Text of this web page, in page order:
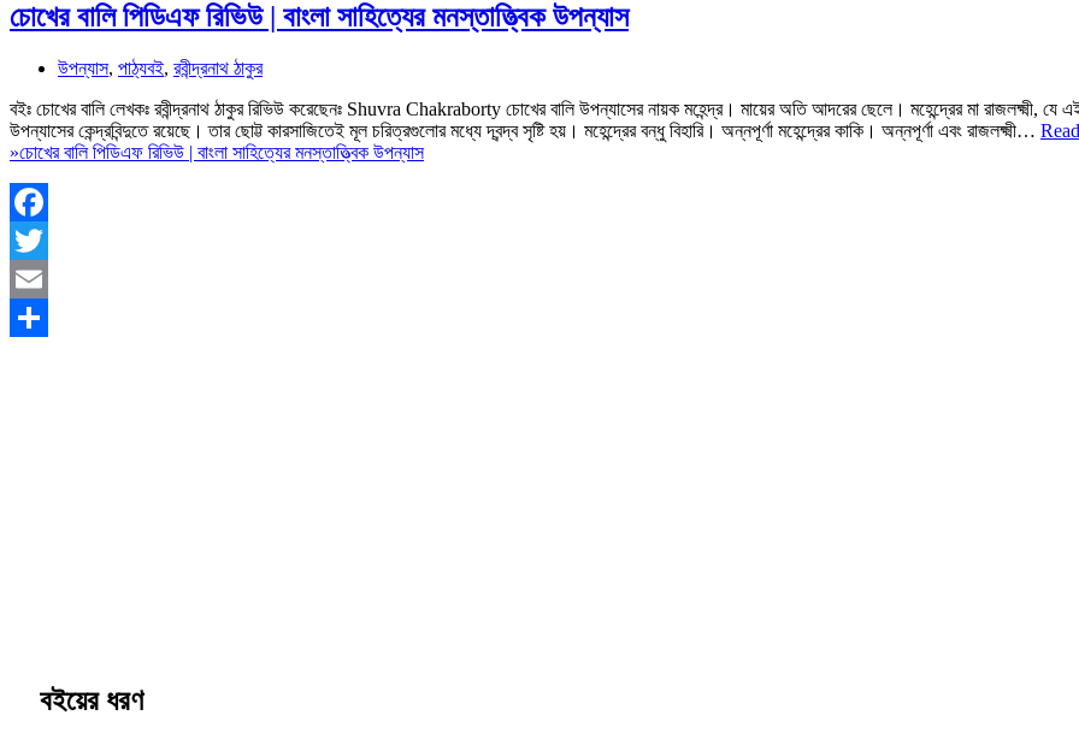
চোখের বালি পিডিএফ রিভিউ | বাংলা সাহিত্যের মনস্তাত্ত্বিক উপন্যাস
উপন্যাস, পাঠ্যবই, রবীন্দ্রনাথ ঠাকুর
বইঃ চোখের বালি লেখকঃ রবীন্দ্রনাথ ঠাকুর রিভিউ করেছেনঃ Shuvra Chakraborty চোখের বালি উপন্যাসের নায়ক মহেন্দ্র। মায়ের অতি আদরের ছেলে। মহেন্দ্রের মা রাজলক্ষ্মী, যে
উপন্যাসের কেন্দ্রবিন্দুতে রয়েছে। তার ছোট্ট কারসাজিতেই মূল চরিত্রগুলোর মধ্যে দ্বন্দ্ব সৃষ্টি হয়। মহেন্দ্রের বন্ধু বিহারি। অন্নপূর্ণা মহেন্দ্রের কাকি। অন্নপূর্ণা এবং রাজলক্ষ্মী…
»চোখের বালি পিডিএফ রিভিউ | বাংলা সাহিত্যের মনস্তাত্ত্বিক উপন্যাস
Facebook
Twitter
Email
বইয়ের ধরণ